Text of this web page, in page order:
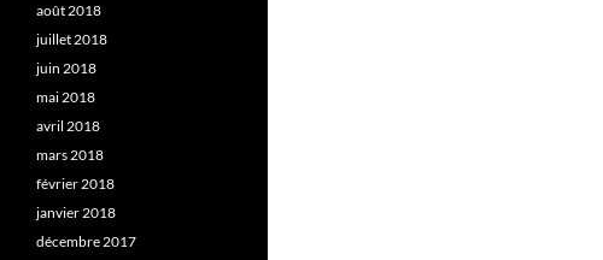
août 2018
juillet 2018
juin 2018
mai 2018
avril 2018
mars 2018
février 2018
janvier 2018
décembre 2017